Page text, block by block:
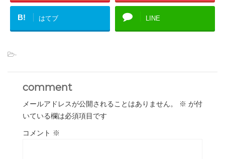
B! はてブ LINE
-
comment
メールアドレスが公開されることはありません。 ※ が付
いている欄は必須項目です
コメント ※